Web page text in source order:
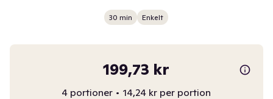
30 min Enkelt
199,73 kr
4 portioner • 14,24 kr per portion